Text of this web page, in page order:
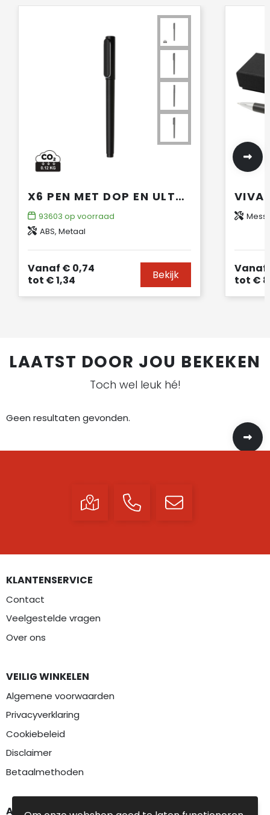
X6 PEN MET DOP EN ULTRA GLIDE INKT
93603 op voorraad
ABS, Metaal
Vanaf € 0,74
tot € 1,34 Bekijk Vanaf
tot €
LAATST DOOR JOU BEKEKEN
Toch wel leuk hé!
Geen resultaten gevonden.
KLANTENSERVICE
Contact
Veelgestelde vragen
Over ons
VEILIG WINKELEN
Algemene voorwaarden
Privacyverklaring
Cookiebeleid
Disclaimer
Betaalmethoden
AANBEVOLEN CATEGORIEËN